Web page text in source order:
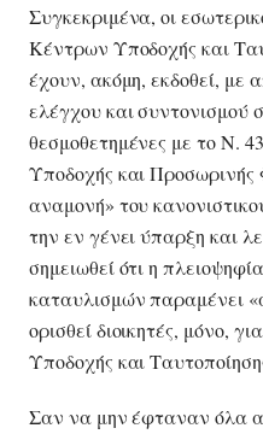
Συγκεκριμένα, οι
Κέντρων Υποδοχής και
έχουν, ακόμη, εκδοθεί, με
ελέγχου και συντονισμού
θεσμοθετημένες με το Ν.
Υποδοχής και Προσωρινής
αναμονή» του
την εν γένει ύπαρξη και
σημειωθεί ότι η
καταυλισμών παραμένει
ορισθεί διοικητές, μόνο,
Υποδοχής και
Σαν να μην έφταναν όλα